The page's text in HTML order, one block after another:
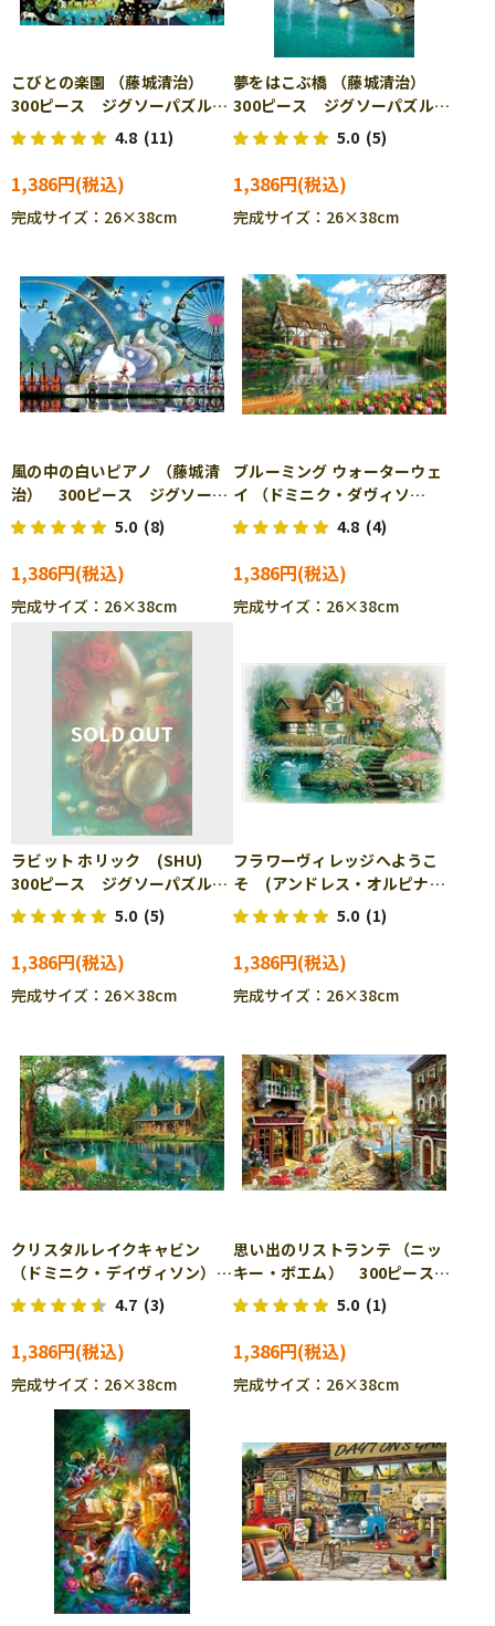
こびとの楽園 （藤城清治）
300ピース ジグソーパズル
APP-300-216 4.8 (11)
1,386円
完成サイズ：26×38cm
夢をはこぶ橋 （藤城清治）
300ピース ジグソーパズル
APP-300-217 5.0 (5)
1,386円
完成サイズ：26×38cm
風の中の白いピアノ （藤城清
治） 300ピース ジグソーパ
ズル APP-300-257
5.0 (8)
1,386円
完成サイズ：26×38cm
ブルーミング ウォーターウェ
イ （ドミニク・ダヴィソ
ン） 300ピース ジグソーパ
ズル APP-300-296
4.8 (4)
1,386円
完成サイズ：26×38cm
ラビット ホリック (SHU)
300ピース ジグソーパズル
APP-300-318 5.0 (5)
1,386円
完成サイズ：26×38cm
フラワーヴィレッジへようこ
そ (アンドレス・オルピナ
ス) 300ピース ジグソーパ
ズル APP-300-328
5.0 (1)
1,386円
完成サイズ：26×38cm
クリスタルレイクキャビン
（ドミニク・デイヴィソン）
300ピース ジグソーパズル
APP-300-334
4.7 (3)
1,386円
完成サイズ：26×38cm
思い出のリストランテ （ニッ
キー・ボエム） 300ピース
ジグソーパズル APP-300-
335
5.0 (1)
1,386円
完成サイズ：26×38cm